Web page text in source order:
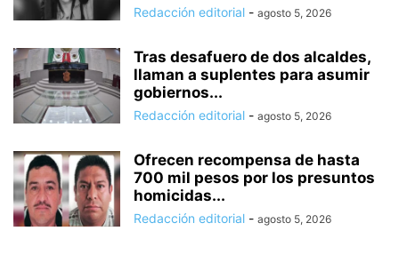
Redacción editorial - agosto 5, 2026
Tras desafuero de dos alcaldes,
llaman a suplentes para asumir
gobiernos...
Redacción editorial - agosto 5, 2026
Ofrecen recompensa de hasta
700 mil pesos por los presuntos
homicidas...
Redacción editorial - agosto 5, 2026